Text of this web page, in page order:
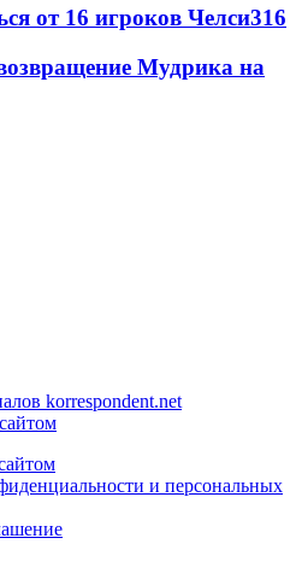
от 16 игроков Челси316
Мудрика на
korrespondent.net
и персональных